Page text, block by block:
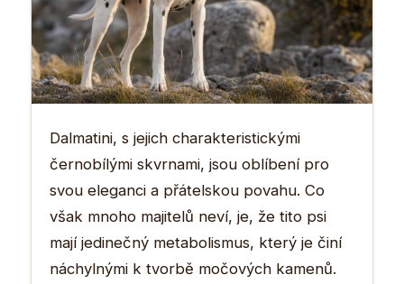
Dalmatini, s jejich charakteristickými
černobílými skvrnami, jsou oblíbení pro
svou eleganci a přátelskou povahu. Co
však mnoho majitelů neví, je, že tito psi
mají jedinečný metabolismus, který je činí
náchylnými k tvorbě močových kamenů.